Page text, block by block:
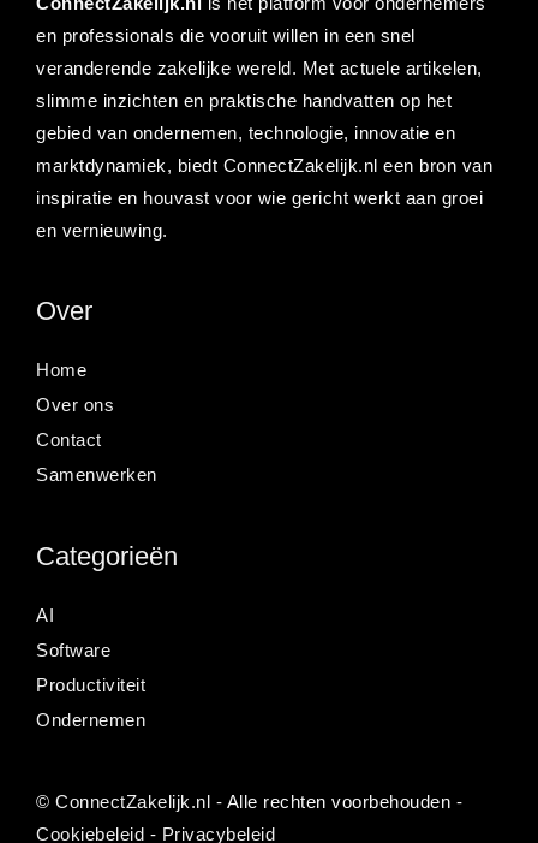
en professionals die vooruit willen in een snel
veranderende zakelijke wereld. Met actuele artikelen,
slimme inzichten en praktische handvatten op het
gebied van ondernemen, technologie, innovatie en
marktdynamiek, biedt ConnectZakelijk.nl een bron van
inspiratie en houvast voor wie gericht werkt aan groei
en vernieuwing.
Over
Home
Over ons
Contact
Samenwerken
Categorieën
AI
Software
Productiviteit
Ondernemen
© ConnectZakelijk.nl - Alle rechten voorbehouden -
Cookiebeleid - Privacybeleid